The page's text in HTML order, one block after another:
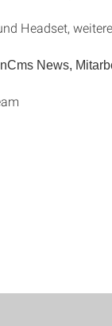
Headset,
News,